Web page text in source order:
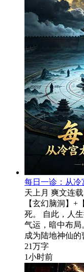
每日一诊：从冷
天上月 爽文连载
【玄幻脑洞】
死。 自此，人
气运，暗中布局
成为陆地神仙
21万字
1小时前